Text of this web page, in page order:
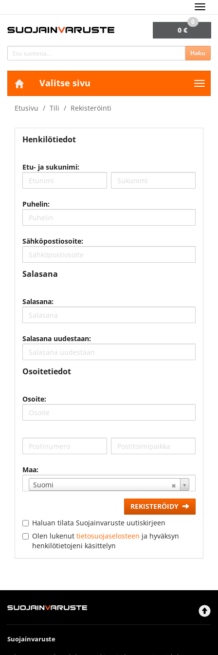
0 €
0
Haku
Valitse sivu
Etusivu Tili Rekisteröinti
Henkilötiedot
Etu- ja sukunimi:
Puhelin:
Sähköpostiosoite:
Salasana
Salasana:
Salasana uudestaan:
Osoitetiedot
Osoite:
Maa:
Suomi
REKISTERÖIDY
Haluan tilata Suojainvaruste uutiskirjeen
Olen lukenut tietosuojaselosteen ja hyväksyn
henkilötietojeni käsittelyn
Suojainvaruste